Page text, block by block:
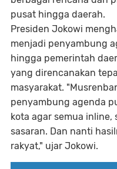
pusat hingga daerah.
Presiden Jokowi
menjadi penyambung
hingga pemerintah
yang direncanakan
masyarakat.
penyambung agenda
kota agar semua
sasaran. Dan nanti
rakyat," ujar Jokowi.